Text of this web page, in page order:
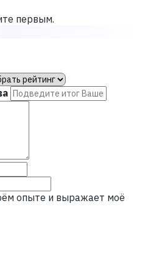
первым.
опыте и выражает моё